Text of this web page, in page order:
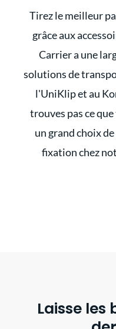
Tirez le meilleur
grâce aux
Carrier a une
solutions de
l'UniKlip et au
trouves pas ce
un grand choix
fixation chez
Laisse